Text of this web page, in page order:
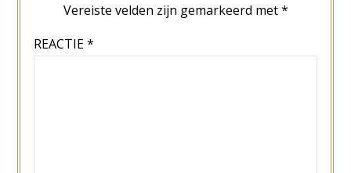
Vereiste velden zijn gemarkeerd met*
REACTIE*